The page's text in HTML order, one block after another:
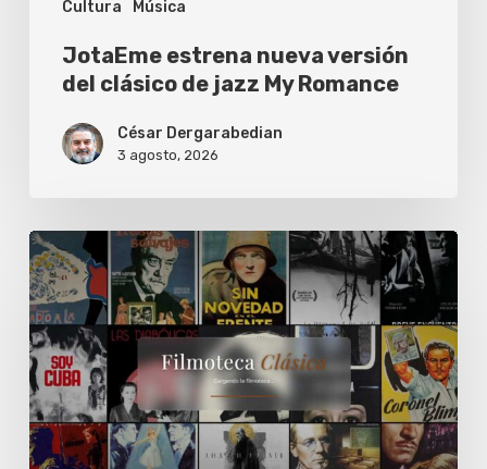
Cultura Música
Romance
JotaEme estrena nueva versión
del clásico de jazz My Romance
César Dergarabedian
3 agosto, 2026
La
Filmoteca
Clásica
de
Sebastián
de
Toma